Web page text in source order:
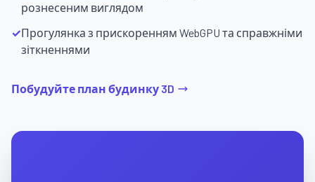
рознесеним виглядом
✓Прогулянка з прискоренням WebGPU та справжніми
зіткненнями
Побудуйте план будинку 3D